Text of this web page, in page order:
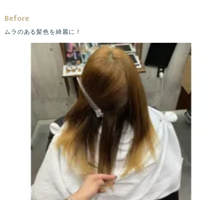
Before
ムラのある髪色を綺麗に！